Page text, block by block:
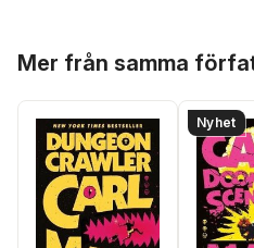
Mer från samma
Nyhet